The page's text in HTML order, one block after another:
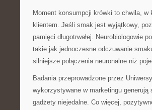
Moment konsumpcji krówki to chwila, w
klientem. Jeśli smak jest wyjątkowy,
pamięci długotrwałej. Neurobiologowie
takie jak jednoczesne odczuwanie
silniejsze połączenia neuronalne niż
Badania przeprowadzone przez
wykorzystywane w marketingu
gadżety niejedalne. Co więcej,